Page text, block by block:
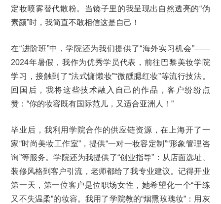
定妆喷雾替代散粉。当镜子里的我呈现出自然透亮的“伪
素颜”时，我简直不敢相信这是自己！
在“进阶班”中，学院还为我们提供了“海外实习机会”——
2024年暑假，我作为优秀学员代表，前往巴黎美妆学院
学习，接触到了“法式慵懒妆”“微醺腮红妆”等流行技法。
回国后，我将这些技术融入自己的作品，客户纷纷点
赞：“你的妆容既有国际范儿，又适合亚洲人！”
毕业后，我利用学院合作的供应链资源，在上海开了一
家“时尚美妆工作室”，提供“一对一妆容定制”“形象管理咨
询”等服务。学院还为我提供了“创业指导”：从店面选址、
装修风格到客户引流，老师都给了我专业建议。记得开业
第一天，第一位客户是位职场女性，她希望化一个“干练
又不失温柔”的妆容。我用了学院教的“烟熏玫瑰妆”：用灰